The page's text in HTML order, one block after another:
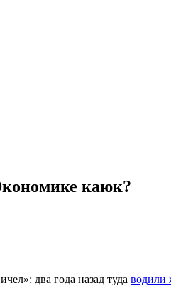
каюк?
два года назад туда водили